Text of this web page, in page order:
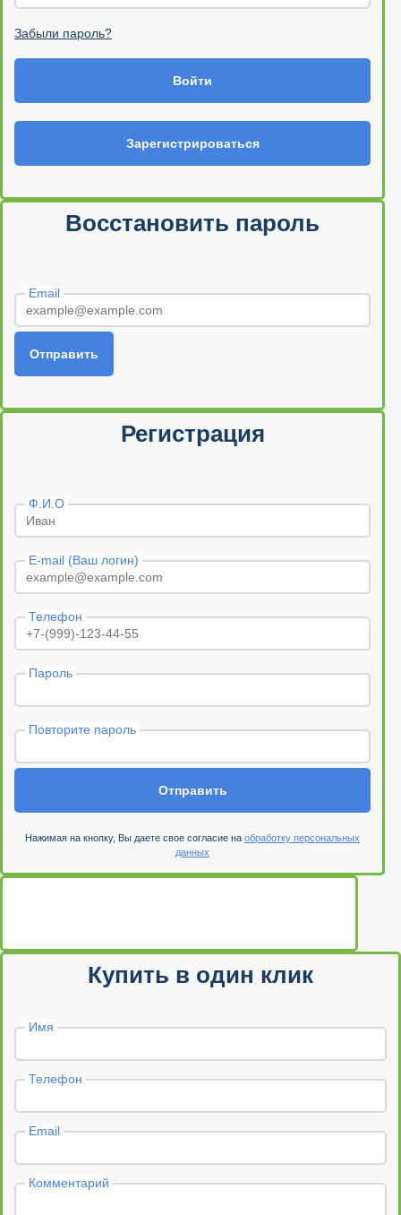
Забыли пароль?
Войти
Зарегистрироваться
Восстановить пароль
Email
Отправить
Регистрация
Ф.И.О
E-mail (Ваш логин)
Телефон
Пароль
Повторите пароль
Отправить
Нажимая на кнопку, Вы даете свое согласие на обработку персональных
данных
Купить в один клик
Имя
Телефон
Email
Комментарий